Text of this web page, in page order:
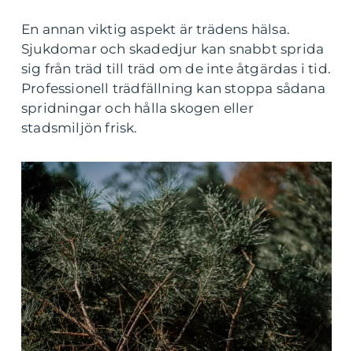
En annan viktig aspekt är trädens hälsa.
Sjukdomar och skadedjur kan snabbt sprida
sig från träd till träd om de inte åtgärdas i tid.
Professionell trädfällning kan stoppa sådana
spridningar och hålla skogen eller
stadsmiljön frisk.